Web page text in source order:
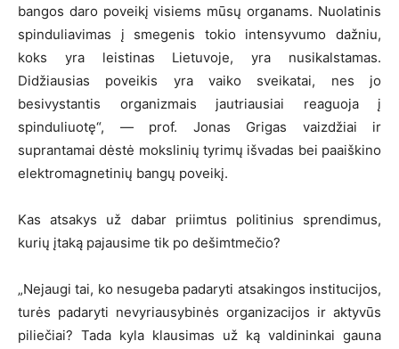
bangos daro poveikį visiems mūsų organams. Nuolatinis
spinduliavimas į smegenis tokio intensyvumo dažniu,
koks yra leistinas Lietuvoje, yra nusikalstamas.
Didžiausias poveikis yra vaiko sveikatai, nes jo
besivystantis organizmais jautriausiai reaguoja į
spinduliuotę“, — prof. Jonas Grigas vaizdžiai ir
suprantamai dėstė mokslinių tyrimų išvadas bei paaiškino
elektromagnetinių bangų poveikį.
Kas atsakys už dabar priimtus politinius sprendimus,
kurių įtaką pajausime tik po dešimtmečio?
„Nejaugi tai, ko nesugeba padaryti atsakingos institucijos,
turės padaryti nevyriausybinės organizacijos ir aktyvūs
piliečiai? Tada kyla klausimas už ką valdininkai gauna